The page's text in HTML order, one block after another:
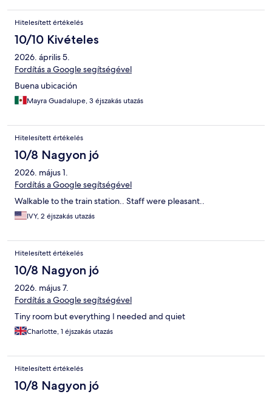
Hitelesített értékelés
10/10 Kivételes
2026. április 5.
Fordítás a Google segítségével
Buena ubicación
Mayra Guadalupe, 3 éjszakás utazás
Hitelesített értékelés
10/8 Nagyon jó
2026. május 1.
Fordítás a Google segítségével
Walkable to the train station.. Staff were pleasant..
IVY, 2 éjszakás utazás
Hitelesített értékelés
10/8 Nagyon jó
2026. május 7.
Fordítás a Google segítségével
Tiny room but everything I needed and quiet
Charlotte, 1 éjszakás utazás
Hitelesített értékelés
10/8 Nagyon jó